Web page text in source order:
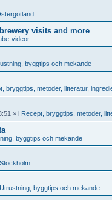
visits and more
videor
byggtips och mekande
bryggtips, metoder, litteratur,
» i Recept, bryggtips, metoder,
byggtips och mekande
Stockholm
Utrustning, byggtips och mekande